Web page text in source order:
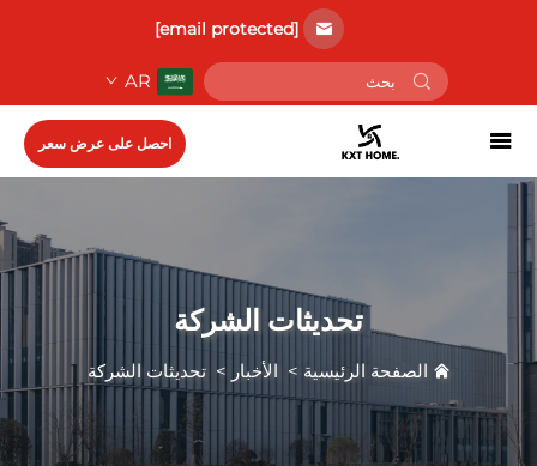
[email protected]
AR
احصل على عرض سعر
تحديثات الشركة
الصفحة الرئيسية > الأخبار >تحديثات الشركة